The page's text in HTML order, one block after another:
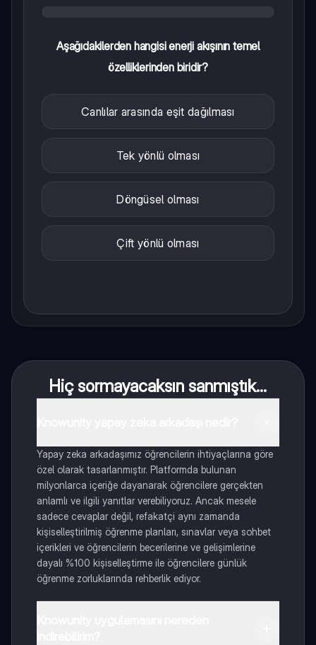
Aşağıdakilerden hangisi enerji akışının temel
özelliklerinden biridir?
Canlılar arasında eşit dağılması
Tek yönlü olması
Döngüsel olması
Çift yönlü olması
Hiç sormayacaksın sanmıştık...
Yapay zeka arkadaşımız öğrencilerin ihtiyaçlarına göre
özel olarak tasarlanmıştır. Platformda bulunan
milyonlarca içeriğe dayanarak öğrencilere gerçekten
anlamlı ve ilgili yanıtlar verebiliyoruz. Ancak mesele
sadece cevaplar değil, refakatçi aynı zamanda
kişiselleştirilmiş öğrenme planları, sınavlar veya sohbet
içerikleri ve öğrencilerin becerilerine ve gelişimlerine
dayalı %100 kişiselleştirme ile öğrencilere günlük
öğrenme zorluklarında rehberlik ediyor.